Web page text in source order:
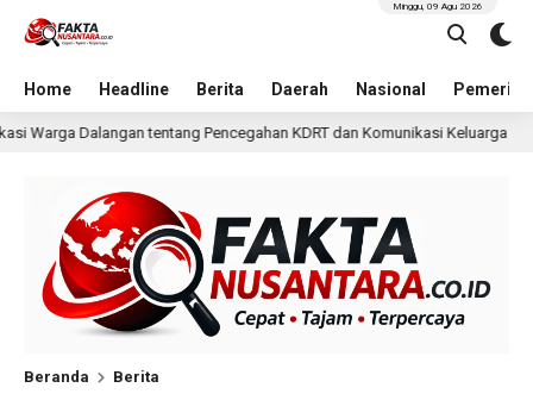
Home Headline Berita Daerah Nasional
Minggu, 09 Agu 2026
KDRT dan Komunikasi Keluarga 1 hari lalu KKN Undip
Beranda Berita